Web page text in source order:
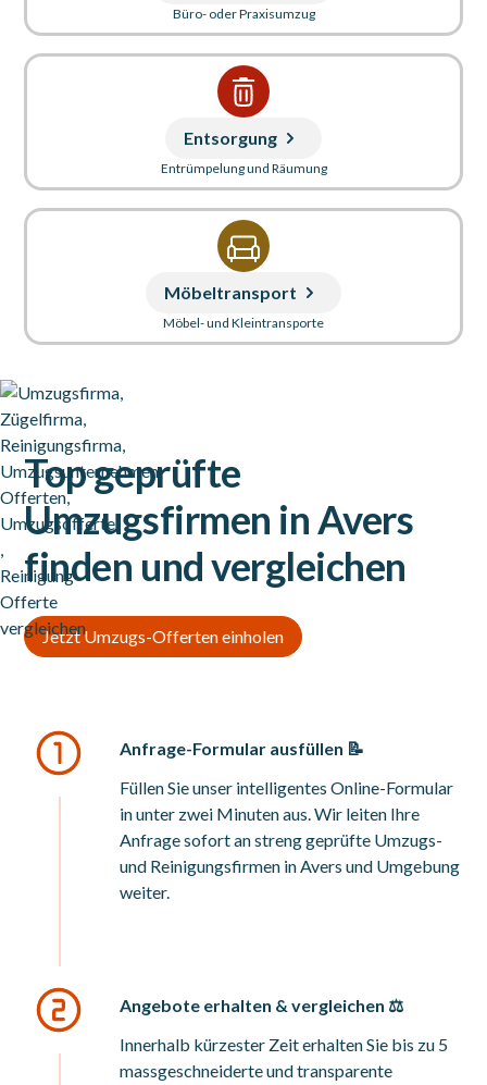
Büro- oder Praxisumzug
Entsorgung
Entrümpelung und Räumung
Möbeltransport
Möbel- und Kleintransporte
Top geprüfte
Umzugsfirmen in Avers
finden und vergleichen
Jetzt Umzugs-Offerten einholen
Anfrage-Formular ausfüllen 📝
Füllen Sie unser intelligentes Online-Formular
in unter zwei Minuten aus. Wir leiten Ihre
Anfrage sofort an streng geprüfte Umzugs-
und Reinigungsfirmen in Avers und Umgebung
weiter.
Angebote erhalten & vergleichen ⚖️
Innerhalb kürzester Zeit erhalten Sie bis zu 5
massgeschneiderte und transparente